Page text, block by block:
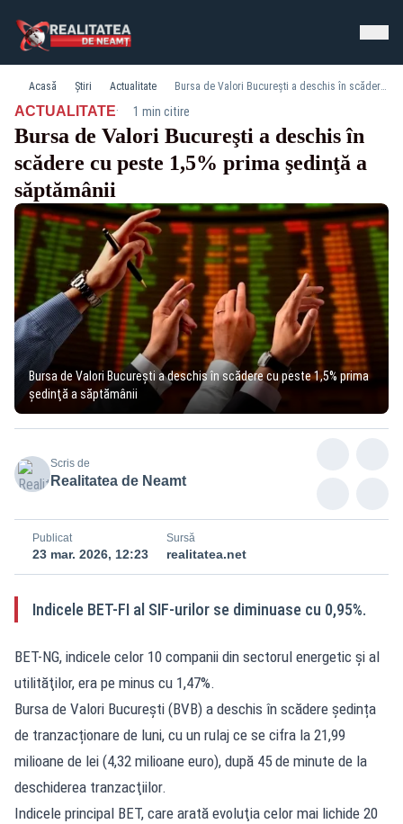
Acasă Știri Actualitate Bursa de Valori Bucureşti a deschis în scădere cu peste 1,5% prima şedinţă a săptămânii
ACTUALITATE· 1 min citire
Bursa de Valori Bucureşti a deschis în
scădere cu peste 1,5% prima şedinţă a
săptămânii
Bursa de Valori Bucureşti a deschis în scădere cu peste 1,5% prima
şedinţă a săptămânii
Scris de
Realitatea de Neamt
Publicat
23 mar. 2026, 12:23
Sursă
realitatea.net
Indicele BET-FI al SIF-urilor se diminuase cu 0,95%.
BET-NG, indicele celor 10 companii din sectorul energetic şi al
utilităţilor, era pe minus cu 1,47%.
Bursa de Valori București (BVB) a deschis în scădere ședința
de tranzacționare de luni, cu un rulaj ce se cifra la 21,99
milioane de lei (4,32 milioane euro), după 45 de minute de la
deschiderea tranzacţiilor.
Indicele principal BET, care arată evoluţia celor mai lichide 20